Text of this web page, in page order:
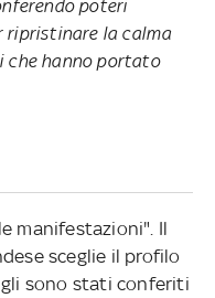
poteri
ripristinare la calma
che hanno portato
manifestazioni". Il
sceglie il profilo
sono stati conferiti